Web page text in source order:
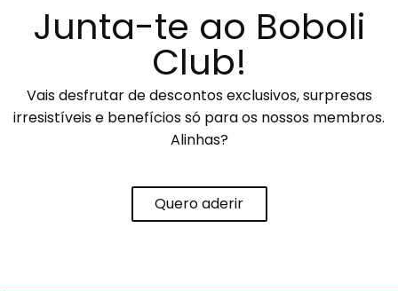
Junta-te ao Boboli
Club!
Vais desfrutar de descontos exclusivos, surpresas
irresistíveis e benefícios só para os nossos membros.
Alinhas?
Quero aderir